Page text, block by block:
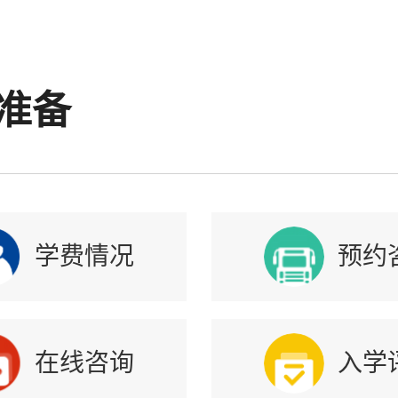
备
学费情况 预约
在线咨询 入学